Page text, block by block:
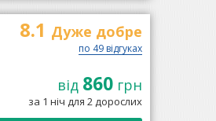
8.1 Дуже добре
по 49 відгуках
від 860грн
за 1 ніч для 2 дорослих